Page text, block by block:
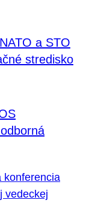
a STO
stredisko
konferencia
vedeckej